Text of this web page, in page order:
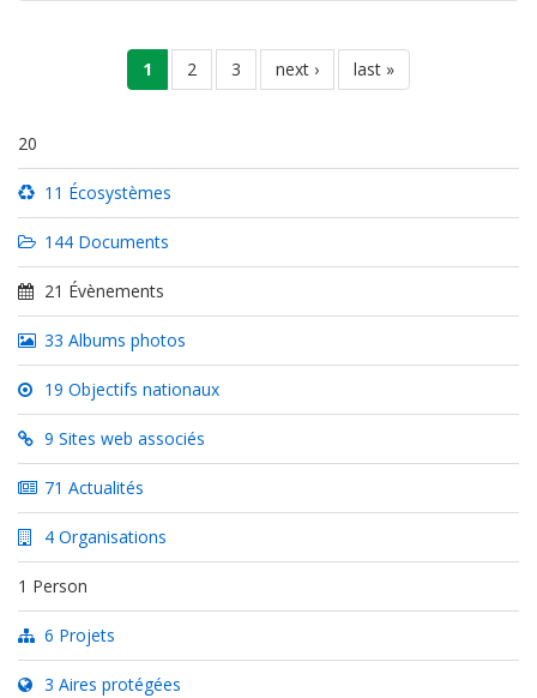
Pagination
page
courante
1 page
2 page
3
page
suivante
next ›
dernière
page
last »
20
11 Écosystèmes
144 Documents
21 Évènements
33 Albums photos
19 Objectifs nationaux
9 Sites web associés
71 Actualités
4 Organisations
1 Person
6 Projets
3 Aires protégées